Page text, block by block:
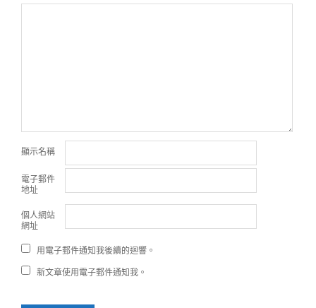
顯示名稱
電子郵件
地址
個人網站
網址
用電子郵件通知我後續的迴響。
新文章使用電子郵件通知我。